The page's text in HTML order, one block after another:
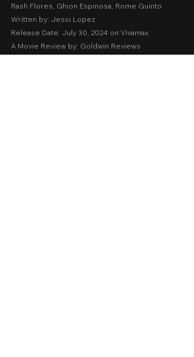
Rash Flores, Ghion Espinosa, Rome Guinto
Written by: Jessi Lopez
Release Date: July 30, 2024 on Vivamax
A Movie Review by: Goldwin Reviews